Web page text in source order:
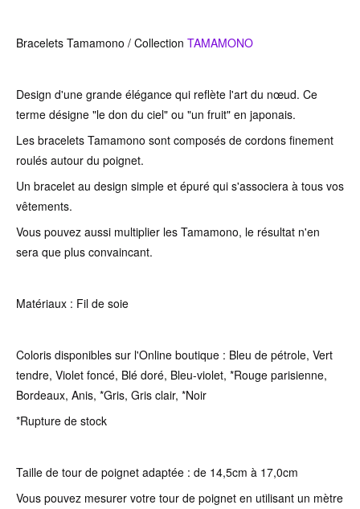
Bracelets Tamamono / Collection TAMAMONO
Design d'une grande élégance qui reflète l'art du nœud. Ce
terme désigne "le don du ciel" ou "un fruit" en japonais.
Les bracelets Tamamono sont composés de cordons finement
roulés autour du poignet.
Un bracelet au design simple et épuré qui s'associera à tous vos
vêtements.
Vous pouvez aussi multiplier les Tamamono, le résultat n'en
sera que plus convaincant.
Matériaux : Fil de soie
Coloris disponibles sur l'Online boutique : Bleu de pétrole, Vert
tendre, Violet foncé, Blé doré, Bleu-violet, *Rouge parisienne,
Bordeaux, Anis, *Gris, Gris clair, *Noir
*Rupture de stock
Taille de tour de poignet adaptée : de 14,5cm à 17,0cm
Vous pouvez mesurer votre tour de poignet en utilisant un mètre